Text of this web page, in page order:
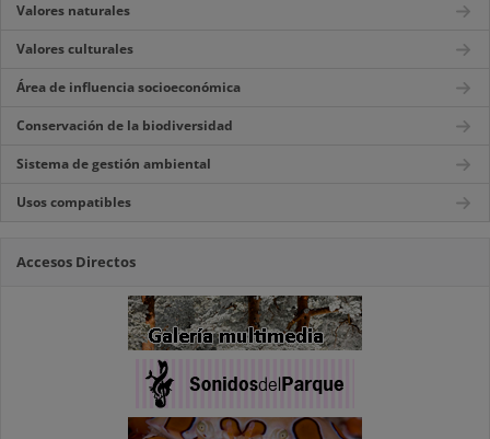
Valores naturales
Valores culturales
Área de influencia socioeconómica
Conservación de la biodiversidad
Sistema de gestión ambiental
Usos compatibles
Accesos Directos